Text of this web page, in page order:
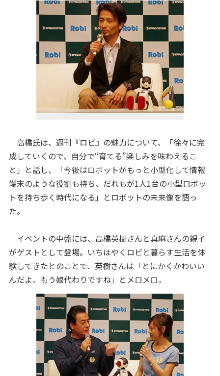
高橋氏は、週刊『ロビ』の魅力について、「徐々に完
成していくので、自分で“育てる”楽しみを味わえるこ
と」と話し、「今後はロボットがもっと小型化して情報
端末のような役割も持ち、だれもが1人1台の小型ロボッ
トを持ち歩く時代になる」とロボットの未来像を語っ
た。
イベントの中盤には、高橋英樹さんと真麻さんの親子
がゲストとして登場。いちはやくロビと暮らす生活を体
験してきたとのことで、英樹さんは「とにかくかわいい
んだよ。もう娘代わりですね」とメロメロ。